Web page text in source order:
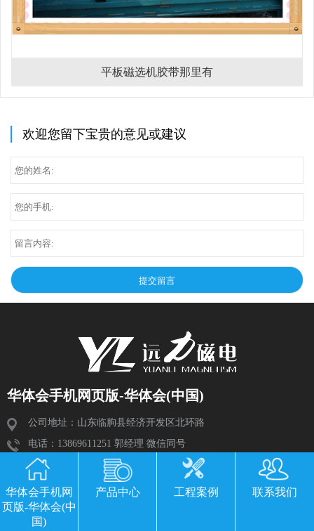
平板磁选机胶带那里有
欢迎您留下宝贵的意见或建议
华体会手机网页版-华体会(中国)
公司地址：山东临朐县经济开发区北环路
电话：13869611251 郭经理 微信同号
传真：0536-3435877
邮箱：2534224609@qq.com
华体会手机网
页版-华体会(中
国)
产品中心 工程案例 联系我们